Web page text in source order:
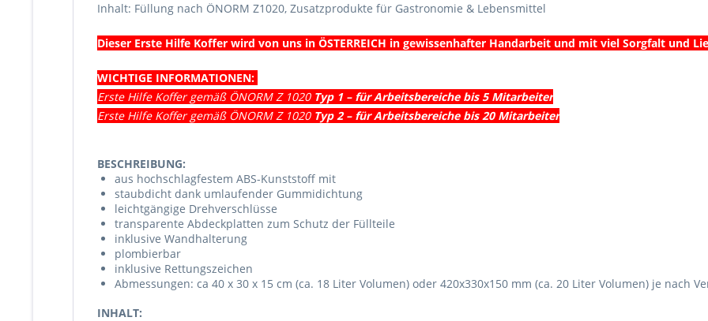
Inhalt: Füllung nach ÖNORM Z1020, Zusatzprodukte für Gastronomie & Lebensmittel
Dieser Erste Hilfe Koffer wird von uns in ÖSTERREICH in gewissenhafter Handarbeit und mit viel Sorgfalt und
WICHTIGE INFORMATIONEN:
Erste Hilfe Koffer gemäß ÖNORM Z 1020 Typ 1 – für Arbeitsbereiche bis 5 Mitarbeiter
Erste Hilfe Koffer gemäß ÖNORM Z 1020 Typ 2 – für Arbeitsbereiche bis 20 Mitarbeiter
BESCHREIBUNG:
aus hochschlagfestem ABS-Kunststoff mit
staubdicht dank umlaufender Gummidichtung
leichtgängige Drehverschlüsse
transparente Abdeckplatten zum Schutz der Füllteile
inklusive Wandhalterung
plombierbar
inklusive Rettungszeichen
Abmessungen: ca 40 x 30 x 15 cm (ca. 18 Liter Volumen) oder 420x330x150 mm (ca. 20 Liter Volumen) je nach
INHALT: